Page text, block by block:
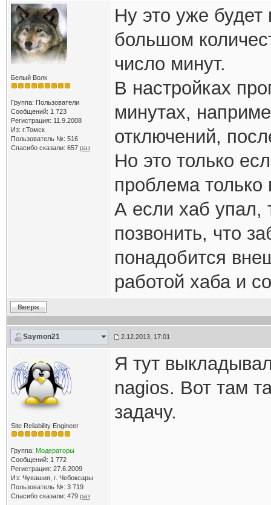
Белый Волк
Группа: Пользователи
Сообщений: 1 723
Регистрация: 11.9.2008
Из: г.Томск
Пользователь №: 516
Спасибо сказали: 657 раз
Ну это уже будет
большом
число минут.
В настройках
минутах,
отключений,
Но это только
проблема только
А если хаб упал,
позвонить, что
понадобится
работой хаба и
Saymon21 2.12.2013, 17:01
Site Reliability Engineer
Группа: Модераторы
Сообщений: 1 772
Регистрация: 27.6.2009
Из: Чувашия, г. Чебоксары
Пользователь №: 3 719
Спасибо сказали: 479 раз
Я тут
nagios. Вот там
задачу.